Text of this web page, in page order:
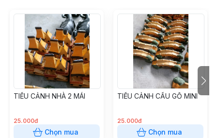
TIỂU CẢNH NHÀ 2 MÁI
25.000đ
Chọn mua
TIỂU CẢNH CẦU GỖ MINI
25.000đ
Chọn mua